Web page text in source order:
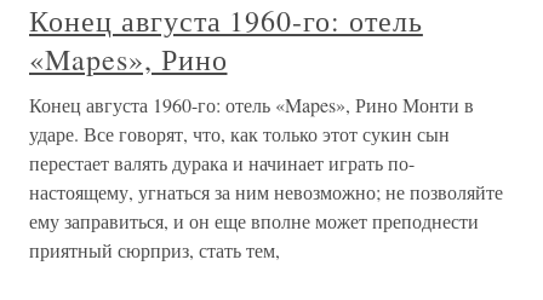
Конец августа 1960-го: отель
«Mapes», Рино
Конец августа 1960-го: отель «Mapes», Рино Монти в
ударе. Все говорят, что, как только этот сукин сын
перестает валять дурака и начинает играть по-
настоящему, угнаться за ним невозможно; не позволяйте
ему заправиться, и он еще вполне может преподнести
приятный сюрприз, стать тем,